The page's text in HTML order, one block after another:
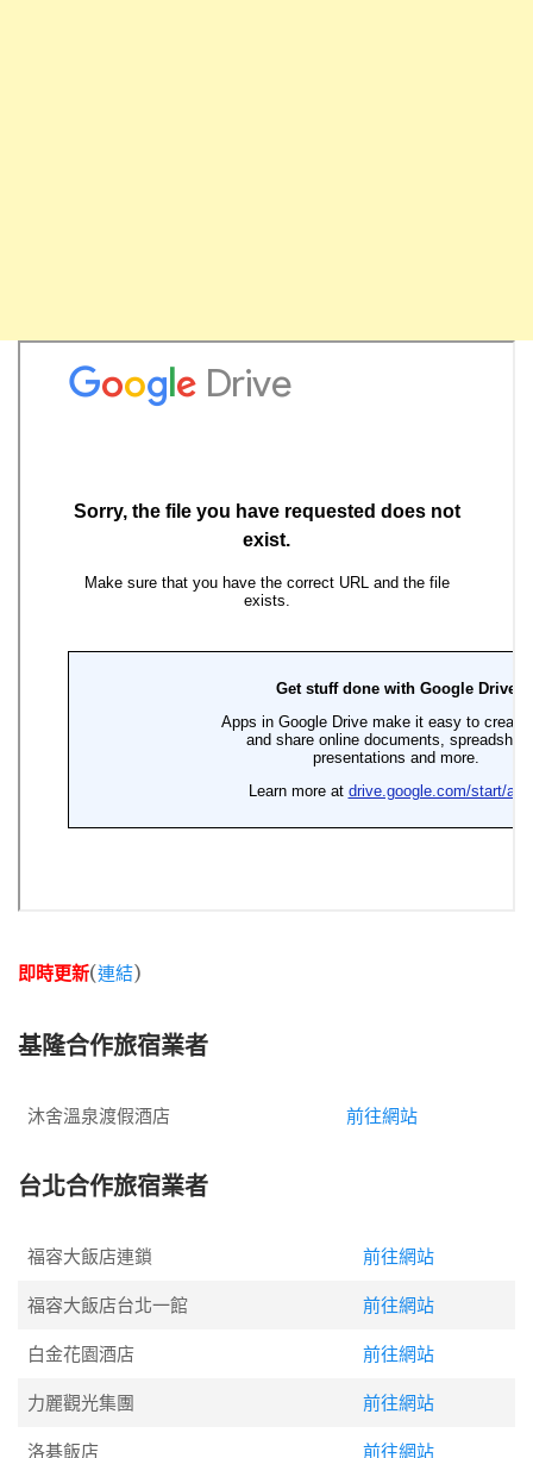
即時更新(連結)
基隆合作旅宿業者
沐舍溫泉渡假酒店 前往網站
台北合作旅宿業者
福容大飯店連鎖 前往網站
福容大飯店台北一館 前往網站
白金花園酒店 前往網站
力麗觀光集團 前往網站
洛碁飯店 前往網站